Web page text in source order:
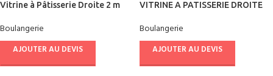
Vitrine à Pâtisserie Droite 2 m
Boulangerie
AJOUTER AU DEVIS
VITRINE A PATISSERIE DROITE
Boulangerie
AJOUTER AU DEVIS